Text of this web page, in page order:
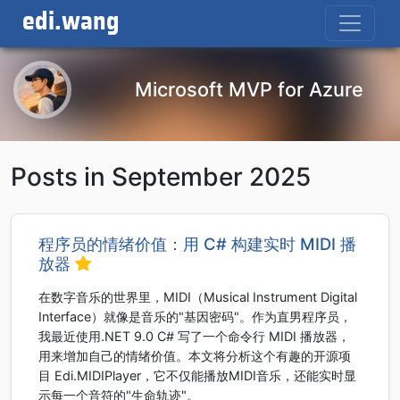
edi.wang
Microsoft MVP for Azure
Posts in September 2025
程序员的情绪价值：用 C# 构建实时 MIDI 播
放器
在数字音乐的世界里，MIDI（Musical Instrument Digital
Interface）就像是音乐的"基因密码"。作为直男程序员，
我最近使用.NET 9.0 C# 写了一个命令行 MIDI 播放器，
用来增加自己的情绪价值。本文将分析这个有趣的开源项
目 Edi.MIDIPlayer，它不仅能播放MIDI音乐，还能实时显
示每一个音符的"生命轨迹"。